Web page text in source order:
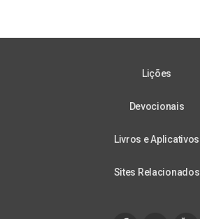
Lições
Devocionais
Livros e Aplicativos
Sites Relacionados